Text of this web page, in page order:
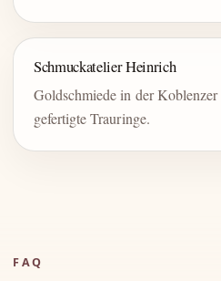
Schmuckatelier Heinrich
Goldschmiede in der
gefertigte Trauringe.
FAQ